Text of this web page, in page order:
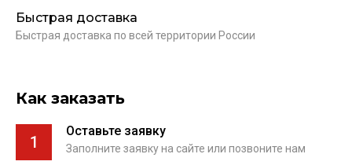
Быстрая доставка
Быстрая доставка по всей территории России
Как заказать
1
Оставьте заявку
Заполните заявку на сайте или позвоните нам